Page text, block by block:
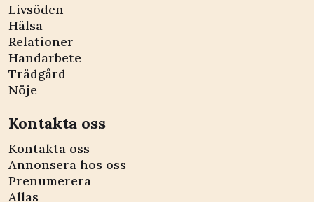
Livsöden
Hälsa
Relationer
Handarbete
Trädgård
Nöje
Kontakta oss
Kontakta oss
Annonsera hos oss
Prenumerera
Allas